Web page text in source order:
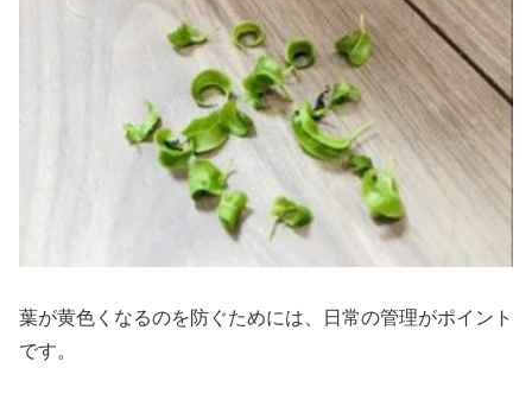
葉が黄色くなるのを防ぐためには、日常の管理がポイント
です。